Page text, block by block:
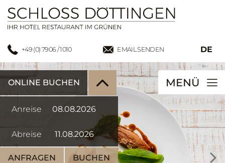
+49 (0) 7906 / 1010 EMAIL SENDEN DE
ONLINE BUCHEN
Anreise
Abreise
ANFRAGEN BUCHEN
MENÜ